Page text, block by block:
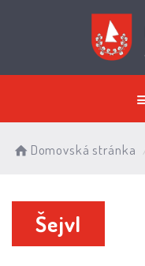
Domovská stránka
Šejvl